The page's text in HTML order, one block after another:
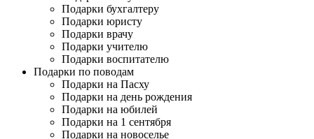
Подарки бухгалтеру
Подарки юристу
Подарки врачу
Подарки учителю
Подарки воспитателю
Подарки по поводам
Подарки на Пасху
Подарки на день рождения
Подарки на юбилей
Подарки на 1 сентября
Подарки на новоселье